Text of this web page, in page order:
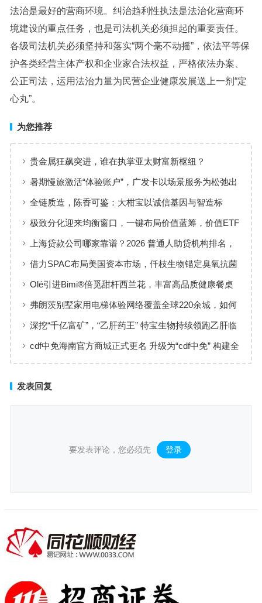
法治是最好的营商环境。纠治趋利性执法是法治化营商环
境建设的重点任务，也是司法机关必须担起的重要责任。
各级司法机关必须坚持和落实“两个毫不动摇”，依法平等保
护各类经营主体产权和企业家合法权益，严格依法办案、
公正司法，运用法治力量为民营企业健康发展送上一剂“定
心丸”。
为您推荐
贵金属狂飙突进，谁在执掌亚太财富新枢纽？
暑期慢旅激活“体验账户”，广发卡以场景服务为松弛出
行添彩
全链质造，陈香可鉴：大柑宝以诚信基因与智造标
准，定义新会陈皮高质量发展
极致分化迎来均衡窗口，一键布局价值蓝筹，价值ETF
华夏火热开售
上海贷款公司哪家靠谱？2026 普通人助贷机构排名，
工薪族借钱选择指南
借力SPAC布局美国资本市场，仟枝生物锚定臭氧抗菌
黄金赛道
Olé引进Bimi®倍觅甜杆西兰花，丰富高品质健康餐桌
新选择
弗朗茨别墅家用电梯体验网络覆盖全球220余城，如何
实现高效服务响应
深挖“千亿富矿”，“乙肝药王” 特宝生物持续领跑乙肝临
床治愈
cdf中免海南官方商城正式更名 升级为“cdf中免” 构建全
发表回复
要发表评论，您必须先 登录 。